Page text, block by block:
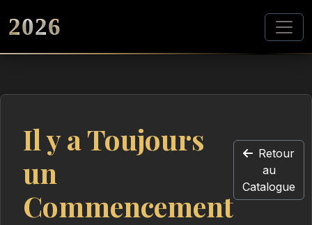
2026
Il y a Toujours
un
Commencement
Retour
au
Catalogue